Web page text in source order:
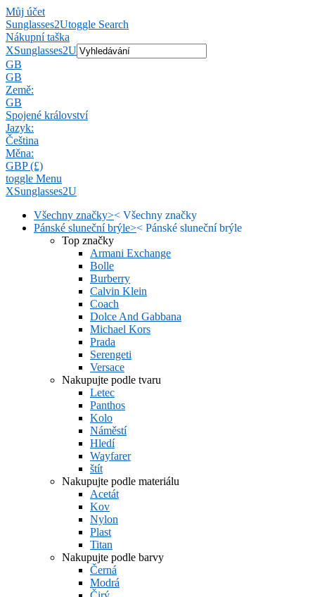
Můj účet
Sunglasses2Utoggle Search
Nákupní taška
XSunglasses2U
GB
GB
Země:
GB
Spojené království
Jazyk:
Čeština
Měna:
GBP (£)
toggle Menu
XSunglasses2U
Všechny značky>< Všechny značky
Pánské sluneční brýle>< Pánské sluneční brýle
Top značky
Armani Exchange
Bolle
Burberry
Calvin Klein
Coach
Dolce And Gabbana
Michael Kors
Prada
Serengeti
Versace
Nakupujte podle tvaru
Letec
Panthos
Kolo
Náměstí
Hledí
Wayfarer
štít
Nakupujte podle materiálu
Acetát
Kov
Nylon
Plast
Titan
Nakupujte podle barvy
Černá
Modrá